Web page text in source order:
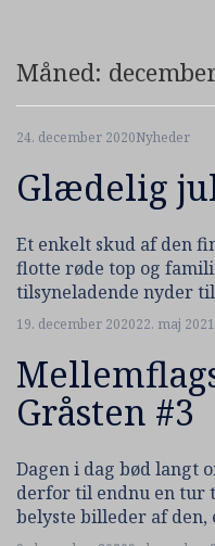
Måned:
24. december 2020Nyheder
Glædelig
Et enkelt skud af den
flotte røde top og
tilsyneladende nyder
19. december 202022. maj 2021
Gråsten #3
Dagen i dag bød langt
derfor til endnu en tur
belyste billeder af